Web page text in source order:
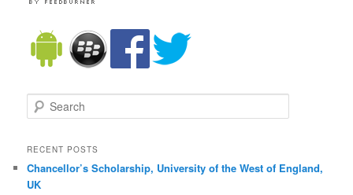
Search
RECENT POSTS
Chancellor’s Scholarship, University of the West of England,
UK